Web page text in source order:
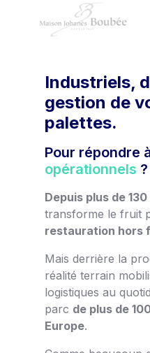
Industriels,
gestion de
palettes.
Pour répondre
opérationnels ?
Depuis plus de
transforme le fruit
restauration hors
Mais derrière la
réalité terrain
logistiques au
parc de plus de
Europe.